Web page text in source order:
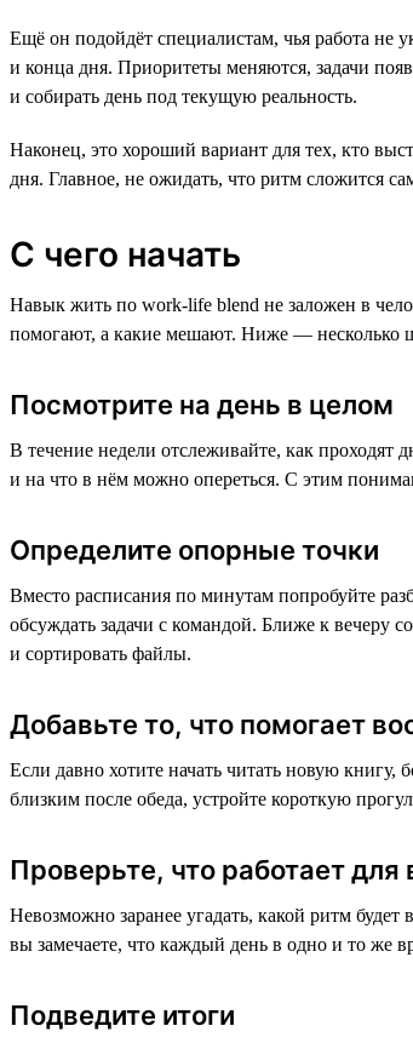
Ещё он подойдёт специалистам, чья работа не
и конца дня. Приоритеты меняются, задачи
и собирать день под текущую реальность.
Наконец, это хороший вариант для тех, кто
дня. Главное, не ожидать, что ритм сложится
С чего начать
Навык жить по work-life blend не заложен в
помогают, а какие мешают. Ниже — несколько
Посмотрите на день в целом
В течение недели отслеживайте, как проходят
и на что в нём можно опереться. С этим
Определите опорные точки
Вместо расписания по минутам попробуйте
обсуждать задачи с командой. Ближе к вечеру
и сортировать файлы.
Добавьте то, что помогает
Если давно хотите начать читать новую книгу,
близким после обеда, устройте короткую
Проверьте, что работает для
Невозможно заранее угадать, какой ритм
вы замечаете, что каждый день в одно и то же
Подведите итоги